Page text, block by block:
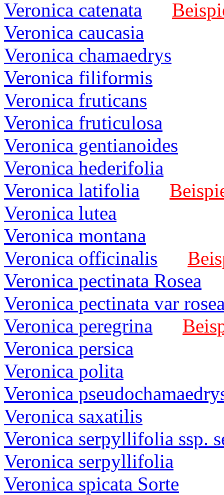
Veronica catenata
Veronica caucasia
Veronica chamaedrys
Veronica filiformis
Veronica fruticans
Veronica fruticulosa
Veronica gentianoides
Veronica hederifolia
Veronica latifolia
Veronica lutea
Veronica montana
Veronica officinalis
Veronica pectinata Rosea
Veronica pectinata var
Veronica peregrina
Veronica persica
Veronica polita
Veronica
Veronica saxatilis
Veronica serpyllifolia ssp.
Veronica serpyllifolia
Veronica spicata Sorte